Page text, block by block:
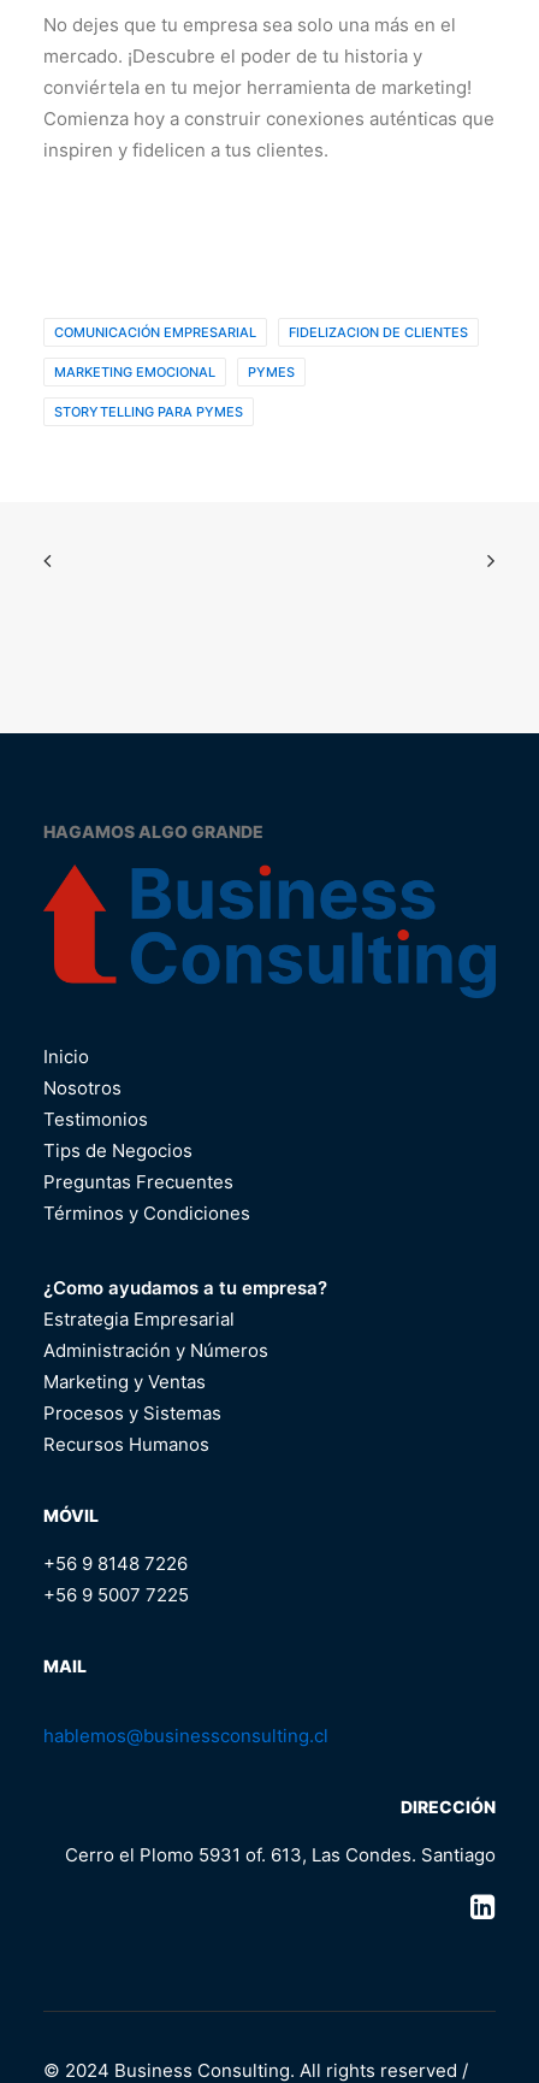
No dejes que tu empresa sea solo una más en el
mercado. ¡Descubre el poder de tu historia y
conviértela en tu mejor herramienta de marketing!
Comienza hoy a construir conexiones auténticas que
inspiren y fidelicen a tus clientes.
COMUNICACIÓN EMPRESARIAL FIDELIZACION DE CLIENTES
MARKETING EMOCIONAL PYMES
STORYTELLING PARA PYMES
HAGAMOS ALGO GRANDE
Inicio
Nosotros
Testimonios
Tips de Negocios
Preguntas Frecuentes
Términos y Condiciones
¿Como ayudamos a tu empresa?
Estrategia Empresarial
Administración y Números
Marketing y Ventas
Procesos y Sistemas
Recursos Humanos
MÓVIL
+56 9 8148 7226
+56 9 5007 7225
MAIL
hablemos@businessconsulting.cl
DIRECCIÓN
Cerro el Plomo 5931 of. 613, Las Condes. Santiago
© 2024 Business Consulting. All rights reserved /